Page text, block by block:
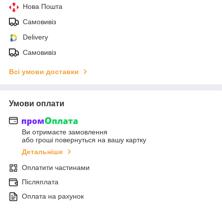
Нова Пошта
Самовивіз
Delivery
Самовивіз
Всі умови доставки
Умови оплати
Ви отримаєте замовлення
або гроші повернуться на вашу картку
Детальніше
Оплатити частинами
Післяплата
Оплата на рахунок